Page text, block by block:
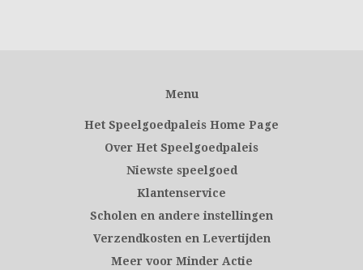
Menu
Het Speelgoedpaleis Home Page
Over Het Speelgoedpaleis
Niewste speelgoed
Klantenservice
Scholen en andere instellingen
Verzendkosten en Levertijden
Meer voor Minder Actie